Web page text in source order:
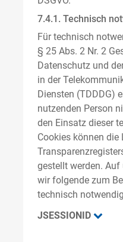
7.4.1. Technisch
Für technisch
§ 25 Abs. 2 Nr. 2
Datenschutz und
in der
Diensten (TDDDG)
nutzenden Person
den Einsatz dieser
Cookies können die
gestellt werden. Auf
wir folgende zum
technisch
JSESSIONID